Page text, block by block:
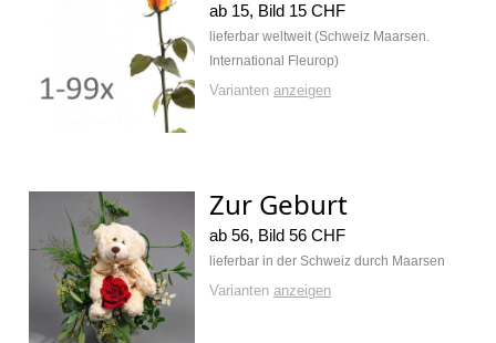
ab 15, Bild 15 CHF
lieferbar weltweit (Schweiz Maarsen.
International Fleurop)
Varianten anzeigen
Zur Geburt
ab 56, Bild 56 CHF
lieferbar in der Schweiz durch Maarsen
Varianten anzeigen